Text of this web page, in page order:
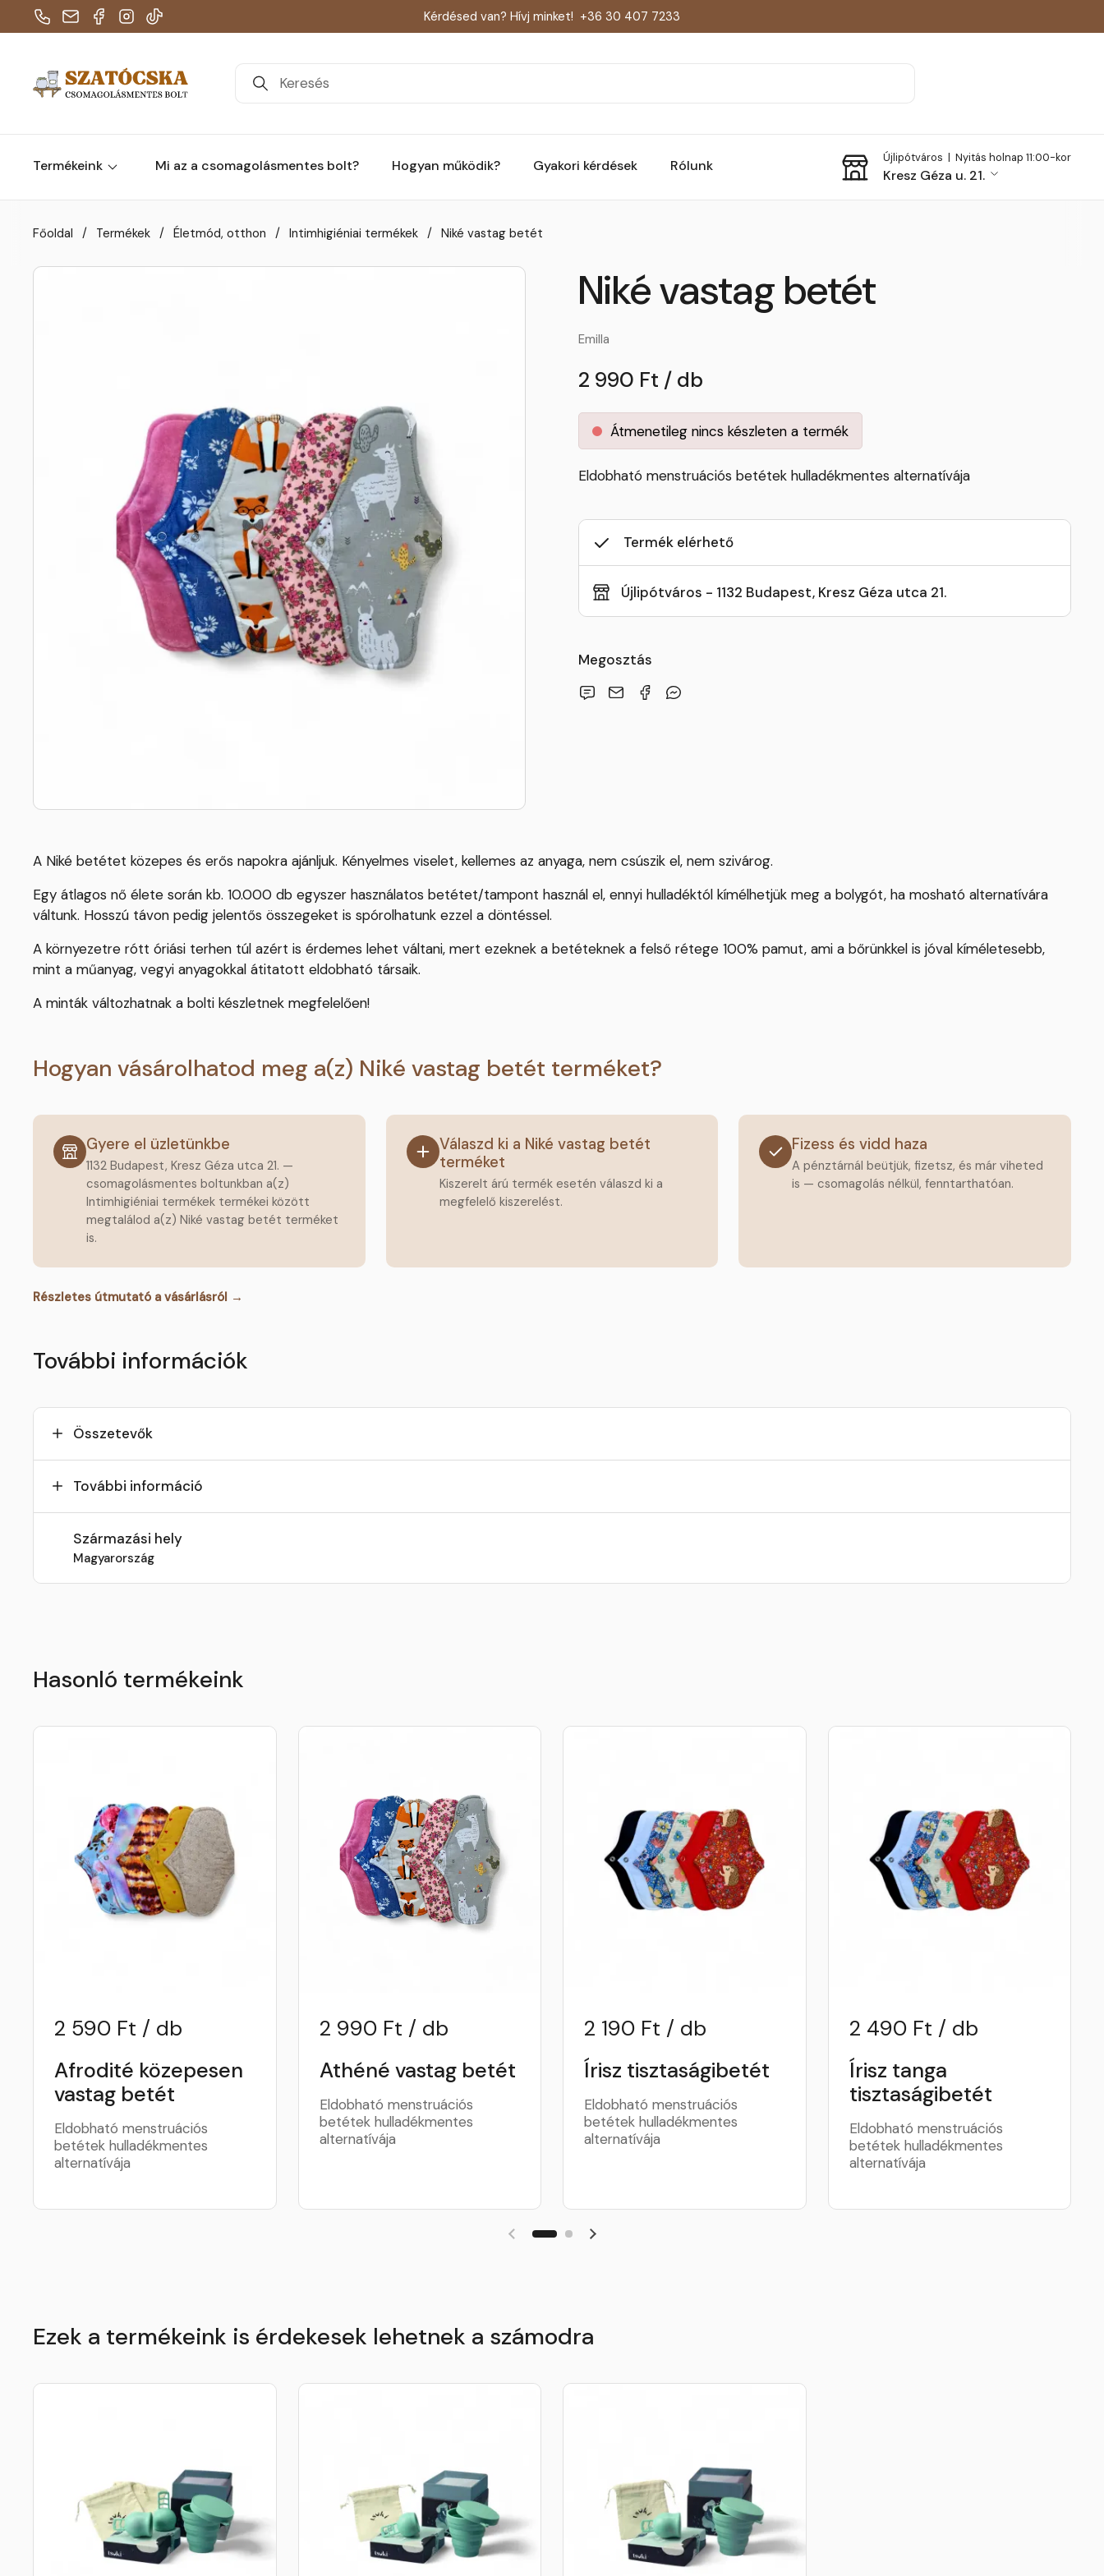
TelefonE-mailFacebook
Instagram
TikTok
Kérdésed van? Hívj minket! +36 30 407 7233
Termékeink Mi az a csomagolásmentes bolt? Hogyan működik? Gyakori kérdések Rólunk Újlipótváros | Nyitás holnap 11:00-kor
Kresz Géza u. 21.
Főoldal / Termékek / Életmód, otthon / Intimhigiéniai termékek / Niké vastag betét
Niké vastag betét
Emilla
2 990 Ft / db
Átmenetileg nincs készleten a termék
Eldobható menstruációs betétek hulladékmentes alternatívája
Termék elérhető
Újlipótváros - 1132 Budapest, Kresz Géza utca 21.
Megosztás
A Niké betétet közepes és erős napokra ajánljuk. Kényelmes viselet, kellemes az anyaga, nem csúszik el, nem szivárog.
Egy átlagos nő élete során kb. 10.000 db egyszer használatos betétet/tampont használ el, ennyi hulladéktól kímélhetjük meg a bolygót, ha mosható alternatívára
váltunk. Hosszú távon pedig jelentős összegeket is spórolhatunk ezzel a döntéssel.
A környezetre rótt óriási terhen túl azért is érdemes lehet váltani, mert ezeknek a betéteknek a felső rétege 100% pamut, ami a bőrünkkel is jóval kíméletesebb,
mint a műanyag, vegyi anyagokkal átitatott eldobható társaik.
A minták változhatnak a bolti készletnek megfelelően!
Hogyan vásárolhatod meg a(z) Niké vastag betét terméket?
Gyere el üzletünkbe
1132 Budapest, Kresz Géza utca 21. —
csomagolásmentes boltunkban a(z)
Intimhigiéniai termékek termékei között
megtalálod a(z) Niké vastag betét terméket
is.
Válaszd ki a Niké vastag betét
terméket
Kiszerelt árú termék esetén válaszd ki a
megfelelő kiszerelést.
Fizess és vidd haza
A pénztárnál beütjük, fizetsz, és már viheted
is — csomagolás nélkül, fenntarthatóan.
Részletes útmutató a vásárlásról →
További információk
Összetevők
További információ
Származási hely
Magyarország
Hasonló termékeink
2 590 Ft / db
Afrodité közepesen
vastag betét
Eldobható menstruációs
betétek hulladékmentes
alternatívája
2 990 Ft / db
Athéné vastag betét
Eldobható menstruációs
betétek hulladékmentes
alternatívája
2 190 Ft / db
Írisz tisztaságibetét
Eldobható menstruációs
betétek hulladékmentes
alternatívája
2 490 Ft / db
Írisz tanga
tisztaságibetét
Eldobható menstruációs
betétek hulladékmentes
alternatívája
Ezek a termékeink is érdekesek lehetnek a számodra